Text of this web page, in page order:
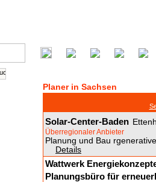
Planer in Sachsen
Solar-Center-Baden
Überregionaler Anbieter
Planung und Bau
Details
Wattwerk
Planungsbüro für